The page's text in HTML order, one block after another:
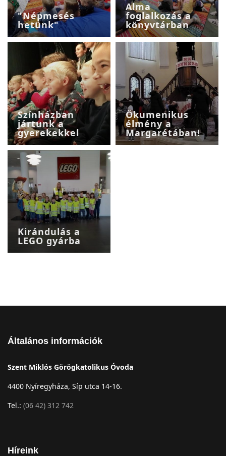
"Népmesés
hetünk"
Alma
foglalkozás a
könyvtárban
Színházban
jártunk a
gyerekekkel
Ökumenikus
élmény a
Margarétában!
Kirándulás a
LEGO gyárba
Általános információk
Szent Miklós Görögkatolikus Óvoda
4400 Nyíregyháza, Síp utca 14-16.
Tel.: (06 42) 312 742
Híreink